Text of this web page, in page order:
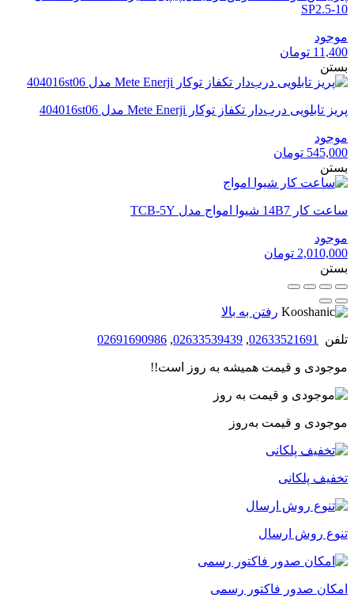
SP2.5-10
موجود
11,400 تومان
بستن
پریز تابلویی درب‌دار تکفاز توکار Mete Enerji مدل 404016st06
موجود
545,000 تومان
بستن
ساعت کار 14B7 شیوا امواج مدل TCB-5Y
موجود
2,010,000 تومان
بستن
رفتن به بالا
تلفن 02633521691
,
02633539439
,
02691690986
موجودی و قیمت همیشه به روز است!!
موجودی و قیمت به‌روز
تخفیف پلکانی
تنوع روش ارسال
امکان صدور فاکتور رسمی